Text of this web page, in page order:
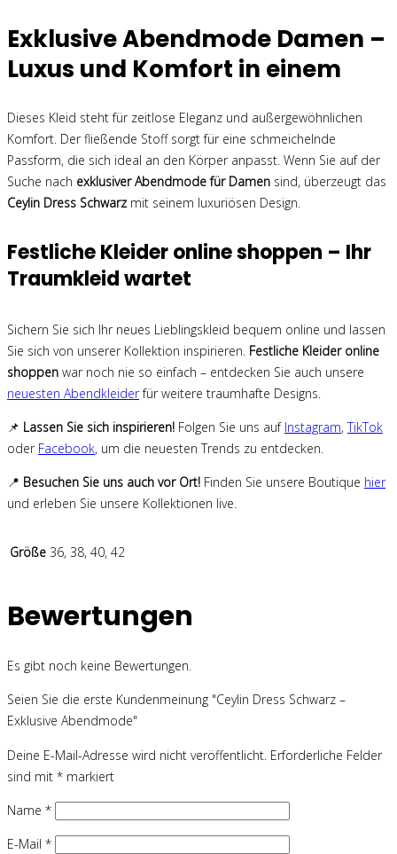
Exklusive Abendmode Damen –
Luxus und Komfort in einem
Dieses Kleid steht für zeitlose Eleganz und außergewöhnlichen
Komfort. Der fließende Stoff sorgt für eine schmeichelnde
Passform, die sich ideal an den Körper anpasst. Wenn Sie auf der
Suche nach exklusiver Abendmode für Damen sind, überzeugt das
Ceylin Dress Schwarz mit seinem luxuriösen Design.
Festliche Kleider online shoppen – Ihr
Traumkleid wartet
Sichern Sie sich Ihr neues Lieblingskleid bequem online und lassen
Sie sich von unserer Kollektion inspirieren. Festliche Kleider online
shoppen war noch nie so einfach – entdecken Sie auch unsere
neuesten Abendkleiderfür weitere traumhafte Designs.
📌 Lassen Sie sich inspirieren! Folgen Sie uns auf Instagram,TikTok
oder Facebook, um die neuesten Trends zu entdecken.
📍 Besuchen Sie uns auch vor Ort! Finden Sie unsere Boutique hier
und erleben Sie unsere Kollektionen live.
Größe 36, 38, 40, 42
Bewertungen
Es gibt noch keine Bewertungen.
Seien Sie die erste Kundenmeinung "Ceylin Dress Schwarz –
Exklusive Abendmode"
Deine E-Mail-Adresse wird nicht veröffentlicht. Erforderliche Felder
sind mit * markiert
Name *
E-Mail *